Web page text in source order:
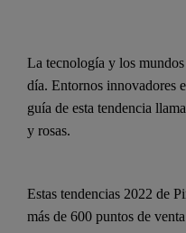
La tecnología y los
día. Entornos innovadores
guía de esta tendencia
y rosas.
Estas tendencias 2022 de
más de 600 puntos de